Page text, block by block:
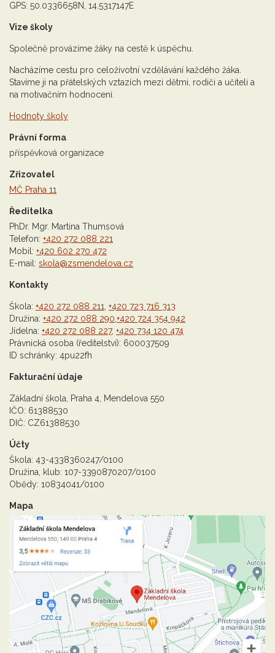
GPS: 50.0336658N, 14.5317147E
Vize školy
Společně provázíme žáky na cestě k úspěchu.
Nacházíme cestu pro celoživotní vzdělávání každého žáka.
Stavíme ji na přátelských vztazích mezi dětmi, rodiči a učiteli a
na motivačním hodnocení.
Hodnoty školy
Právní forma
příspěvková organizace
Zřizovatel
MČ Praha 11
Ředitelka
PhDr. Mgr. Martina Thumsová
Telefon: +420 272 088 221
Mobil: +420 602 270 472
E-mail: skola@zsmendelova.cz
Kontakty
Škola: +420 272 088 211 +420 723 716 313
Družina: +420 272 088 290 +420 724 354 942
Jídelna: +420 272 088 227, +420 734 120 474
Právnická osoba (ředitelství): 600037509
ID schránky: 4pu22fh
Fakturační údaje
Základní škola, Praha 4, Mendelova 550
IČO: 61388530
DIČ: CZ61388530
Účty
Škola: 43-4338360247/0100
Družina, klub: 107-3390870207/0100
Obědy: 10834041/0100
Mapa